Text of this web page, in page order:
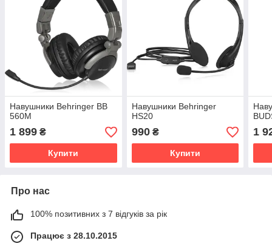
Навушники Behringer BB
560M
1 899 ₴
Купити
Навушники Behringer
HS20
990₴
Купити
1
Про нас
100% позитивних з 7 відгуків за рік
Працює з 28.10.2015